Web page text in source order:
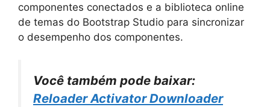
componentes conectados e a biblioteca online
de temas do Bootstrap Studio para sincronizar
o desempenho dos componentes.
Você também pode baixar:
Reloader Activator Downloader